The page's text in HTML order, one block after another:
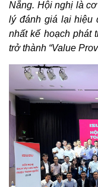
Nẵng. Hội nghị là
lý đánh giá lại hiệu
nhất kế hoạch phát
trở thành “Value